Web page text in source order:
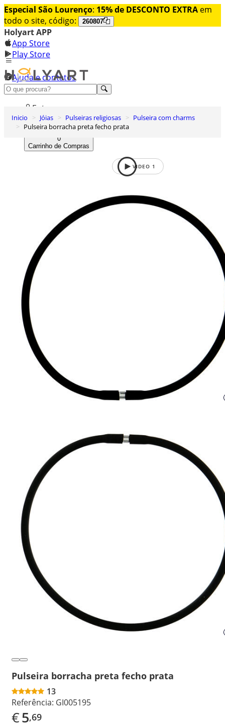
Especial São Lourenço: 15% de DESCONTO EXTRA em
todo o site, código:
260807
Holyart APP
App Store
Play Store
Ajuda e contatos
Conheça premium
Entrar
Lista de Desejos
0
Carrinho de Compras
Inicio Jóias Pulseiras religiosas
Pulseira com charms
Pulseira borracha preta fecho prata
VIDEO 1
Pulseira borracha preta fecho prata
13
Referência: GI005195
€5,69